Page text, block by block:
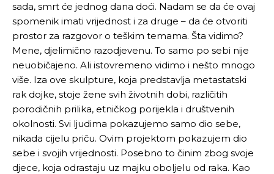
sada, smrt će jednog dana doći. Nadam se da će ovaj
spomenik imati vrijednost i za druge – da će otvoriti
prostor za razgovor o teškim temama. Šta vidimo?
Mene, djelimično razodjevenu. To samo po sebi nije
neuobičajeno. Ali istovremeno vidimo i nešto mnogo
više. Iza ove skulpture, koja predstavlja metastatski
rak dojke, stoje žene svih životnih dobi, različitih
porodičnih prilika, etničkog porijekla i društvenih
okolnosti. Svi ljudima pokazujemo samo dio sebe,
nikada cijelu priču. Ovim projektom pokazujem dio
sebe i svojih vrijednosti. Posebno to činim zbog svoje
djece, koja odrastaju uz majku oboljelu od raka. Kao